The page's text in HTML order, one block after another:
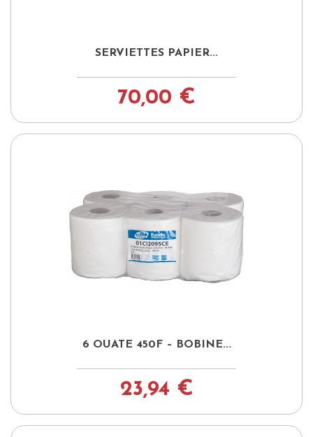
SERVIETTES PAPIER...
70,00 €
6 OUATE 450F – BOBINE...
23,94 €